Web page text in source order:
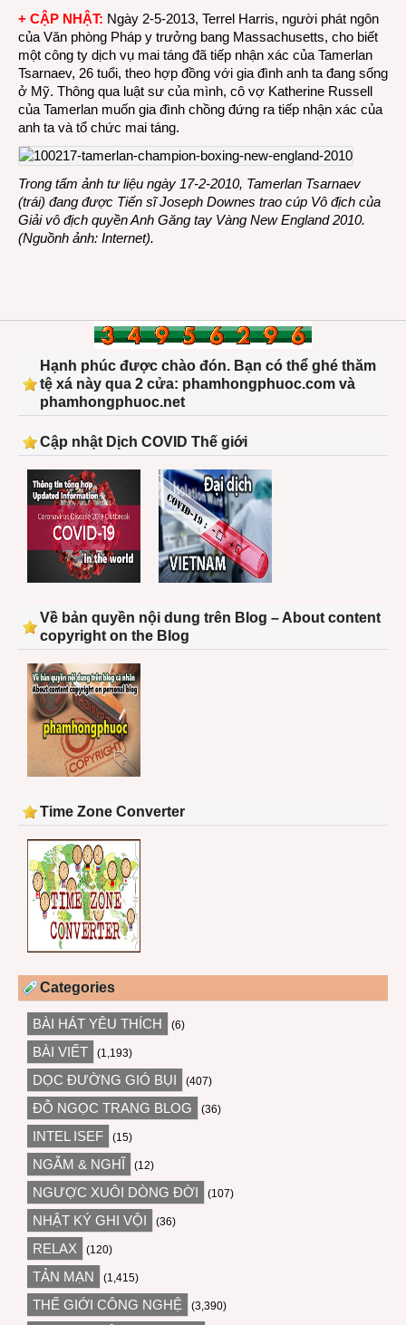
+ CẬP NHẬT: Ngày 2-5-2013, Terrel Harris, người phát ngôn
của Văn phòng Pháp y trưởng bang Massachusetts, cho biết
một công ty dịch vụ mai táng đã tiếp nhận xác của Tamerlan
Tsarnaev, 26 tuổi, theo hợp đồng với gia đình anh ta đang sống
ở Mỹ. Thông qua luật sư của mình, cô vợ Katherine Russell
của Tamerlan muốn gia đình chồng đứng ra tiếp nhận xác của
anh ta và tổ chức mai táng.
Trong tấm ảnh tư liệu ngày 17-2-2010, Tamerlan Tsarnaev
(trái) đang được Tiến sĩ Joseph Downes trao cúp Vô địch của
Giải vô địch quyền Anh Găng tay Vàng New England 2010.
(Nguồnh ảnh: Internet).
Hạnh phúc được chào đón. Bạn có thể ghé thăm
tệ xá này qua 2 cửa: phamhongphuoc.com và
phamhongphuoc.net
Cập nhật Dịch COVID Thế giới
Về bản quyền nội dung trên Blog – About content
copyright on the Blog
Time Zone Converter
Categories
BÀI HÁT YÊU THÍCH (6)
BÀI VIẾT (1,193)
DỌC ĐƯỜNG GIÓ BỤI (407)
ĐỖ NGỌC TRANG BLOG (36)
INTEL ISEF (15)
NGẪM & NGHĨ (12)
NGƯỢC XUÔI DÒNG ĐỜI (107)
NHẬT KÝ GHI VỘI (36)
RELAX (120)
TẢN MẠN (1,415)
THẾ GIỚI CÔNG NGHỆ (3,390)